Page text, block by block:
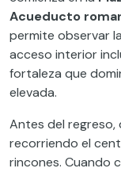
Acueducto
permite observar la
acceso interior
fortaleza que
elevada.
Antes del
recorriendo el
rincones. Cuando